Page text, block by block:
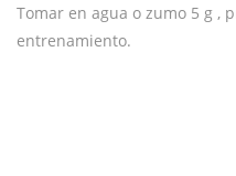
Tomar en agua o zumo 5 g ,
entrenamiento.